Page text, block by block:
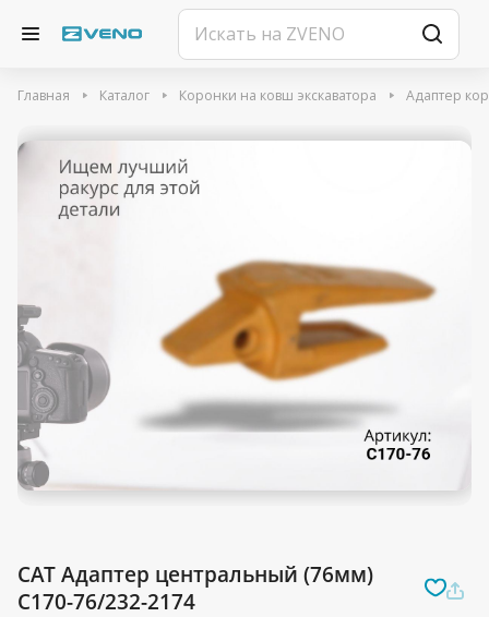
Главная Каталог Коронки на ковш экскаватора Адаптер
CAT Адаптер центральный (76мм)
C170-76/232-2174